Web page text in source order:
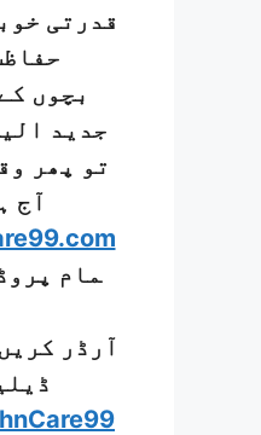
قدرتی
بچوں
جدید
تو پھر
آج
مام
آرڈر